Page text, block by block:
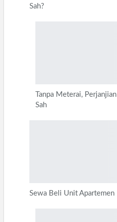
Sah?
Tanpa Meterai, Perjanjian
Sah
Sewa Beli Unit Apartemen